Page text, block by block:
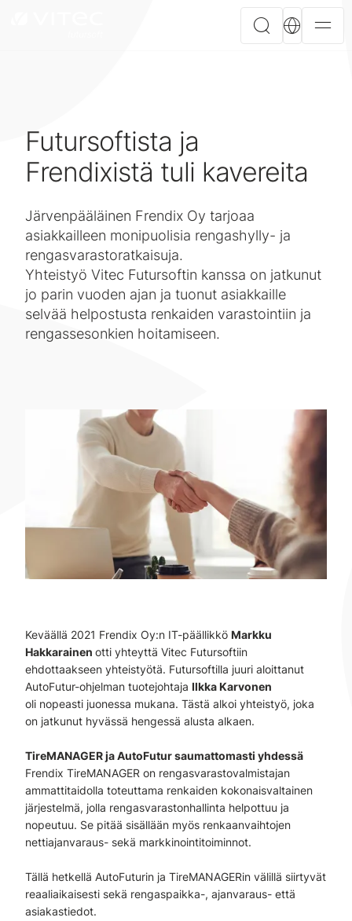
Futursoftista ja
Frendixistä tuli kavereita
Järvenpääläinen Frendix Oy tarjoaa
asiakkailleen monipuolisia rengashylly- ja
rengasvarastoratkaisuja.
Yhteistyö Vitec Futursoftin kanssa on jatkunut
jo parin vuoden ajan ja tuonut asiakkaille
selvää helpostusta renkaiden varastointiin ja
rengassesonkien hoitamiseen.
Keväällä 2021 Frendix Oy:n IT-päällikkö Markku
Hakkarainen otti yhteyttä Vitec Futursoftiin
ehdottaakseen yhteistyötä. Futursoftilla juuri aloittanut
AutoFutur-ohjelman tuotejohtaja Ilkka Karvonen
oli nopeasti juonessa mukana. Tästä alkoi yhteistyö, joka
on jatkunut hyvässä hengessä alusta alkaen.
TireMANAGER ja AutoFutur saumattomasti yhdessä
Frendix TireMANAGER on rengasvarastovalmistajan
ammattitaidolla toteuttama renkaiden kokonaisvaltainen
järjestelmä, jolla rengasvarastonhallinta helpottuu ja
nopeutuu. Se pitää sisällään myös renkaanvaihtojen
nettiajanvaraus- sekä markkinointitoiminnot.
Tällä hetkellä AutoFuturin ja TireMANAGERin välillä siirtyvät
reaaliaikaisesti sekä rengaspaikka-, ajanvaraus- että
asiakastiedot.